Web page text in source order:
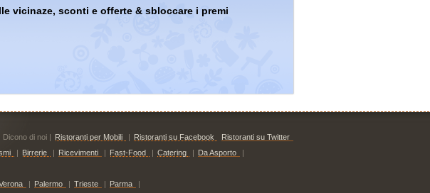
vicinaze, sconti e offerte & sbloccare i premi
Dicono di noi | Ristoranti per Mobili | Ristoranti su Facebook
Ristoranti su Twitter
| Birrerie | Ricevimenti | Fast-Food | Catering | Da Asporto
|
| Palermo | Trieste | Parma |